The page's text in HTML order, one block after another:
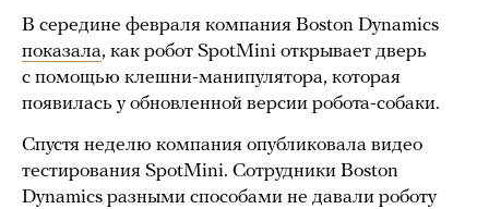
В середине февраля компания Boston Dynamics
показала, как робот SpotMini открывает дверь
с помощью клешни-манипулятора, которая
появилась у обновленной версии робота-собаки.
Спустя неделю компания опубликовала видео
тестирования SpotMini. Сотрудники Boston
Dynamics разными способами не давали роботу